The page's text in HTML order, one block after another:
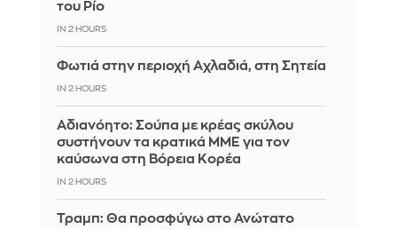
του Ρίο
IN 2 HOURS
Φωτιά στην περιοχή Αχλαδιά, στη Σητεία
IN 2 HOURS
Αδιανόητο: Σούπα με κρέας σκύλου
συστήνουν τα κρατικά ΜΜΕ για τον
καύσωνα στη Βόρεια Κορέα
IN 2 HOURS
Τραμπ: Θα προσφύγω στο Ανώτατο